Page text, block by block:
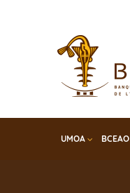
UMOA BCEAO